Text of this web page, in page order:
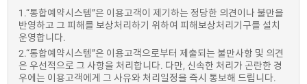
1.“통합예약시스템”은 이용고객이 제기하는 정당한 의견이나 불만을
반영하고 그 피해를 보상처리하기 위하여 피해보상처리기구를 설치
운영합니다.
2.“통합예약시스템”은 이용고객으로부터 제출되는 불만사항 및 의견
은 우선적으로 그 사항을 처리합니다. 다만, 신속한 처리가 곤란한 경
우에는 이용고객에게 그 사유와 처리일정을 즉시 통보해 드립니다.